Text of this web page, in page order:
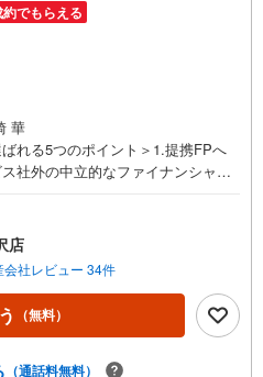
でもらえる
華
れる5つのポイント＞1.提携FPへ
社外の中立的なファイナンシャル
レーションをご提案できます2.物
心にたくさんの情報をご用意して
ト広告前の物件も多数取り揃えて
望エリアをお申し付けください。
ーム、新築請負所沢店の3階はリフ
の相談スペースです。一級建築士を
築についてご相談頂けます4.年中
店
会社レビュー 34件
（無料）
（通話料無料）